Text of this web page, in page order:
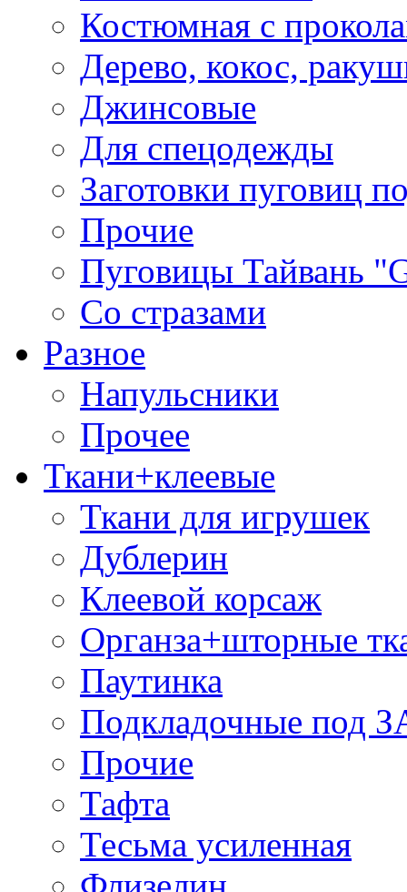
Костюмная с
Дерево, кокос,
Джинсовые
Для спецодежды
Заготовки пуговиц
Прочие
Пуговицы Тайвань
Со стразами
Разное
Напульсники
Прочее
Ткани+клеевые
Ткани для игрушек
Дублерин
Клеевой корсаж
Органза+шторные
Паутинка
Подкладочные под
Прочие
Тафта
Тесьма усиленная